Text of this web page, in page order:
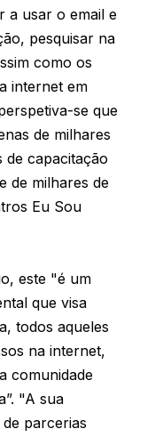
a usar o email e
pesquisar na
como os
internet em
se que
de milhares
de capacitação
de milhares de
Eu Sou
este "é um
que visa
todos aqueles
na internet,
comunidade
"A sua
parcerias